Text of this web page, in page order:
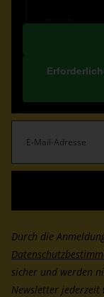
Mail-
Adresse
Durch die
sicher und werden
Newsletter jederzeit